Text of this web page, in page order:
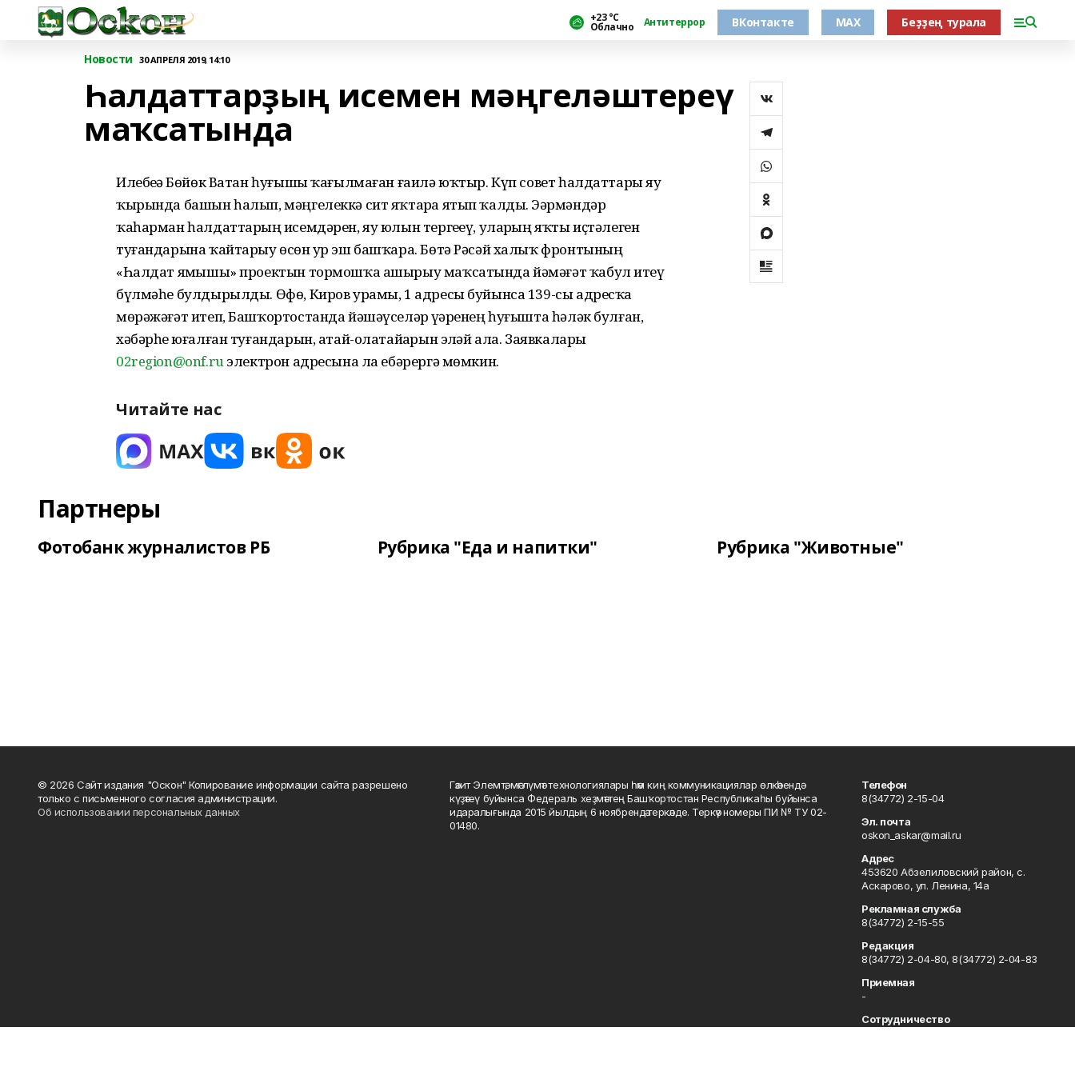
+23 °С
Облачно Антитеррор ВКонтакте MAX Беҙҙең турала
Новости 30 АПРЕЛЯ 2019, 14:10
Һалдаттарҙың исемен мәңгеләштереү
маҡсатында
Илебеҙҙә Бөйөк Ватан һуғышы ҡағылмаған ғаилә юҡтыр. Күп совет һалдаттары яу
ҡырында башын һалып, мәңгелеккә сит яҡтарҙа ятып ҡалды. Эҙәрмәндәр
ҡаһарман һалдаттарҙың исемдәрен, яу юлын тергеҙеү, уларҙың яҡты иҫтәлеген
туғандарына ҡайтарыу өсөн ҙур эш башҡара. Бөтә Рәсәй халыҡ фронтының
«Һалдат яҙмышы» проектын тормошҡа ашырыу маҡсатында йәмәғәт ҡабул итеү
бүлмәһе булдырылды. Өфө, Киров урамы, 1 адресы буйынса 139-сы адресҡа
мөрәжәғәт итеп, Башҡортостанда йәшәүселәр үҙҙәренең һуғышта һәләк булған,
хәбәрһеҙ юғалған туғандарын, атай-олатайҙарын эҙләй ала. Заявкаларҙы
02region@onf.ruэлектрон адресына ла ебәрергә мөмкин.
Читайте нас
Партнеры
Фотобанк журналистов РБ Рубрика "Еда и напитки" Рубрика "Животные"
© 2026 Сайт издания "Оскон" Копирование информации сайта разрешено
только с письменного согласия администрации.
Об использовании персональных данных
Гәзит Элемтә, мәғлүмәт технологиялары һәм киң коммуникациялар өлкәһендә
күҙәтеү буйынса Федераль хеҙмәттең Башҡортостан Республикаһы буйынса
идаралығында 2015 йылдың 6 ноябрендә теркәлде. Теркәү номеры ПИ № ТУ 02-
01480.
Телефон
8(34772) 2-15-04
Эл. почта
oskon_askar@mail.ru
Адрес
453620 Абзелиловский район, с.
Аскарово, ул. Ленина, 14а
Рекламная служба
8(34772) 2-15-55
Редакция
8(34772) 2-04-80, 8(34772) 2-04-83
Приемная
-
Сотрудничество